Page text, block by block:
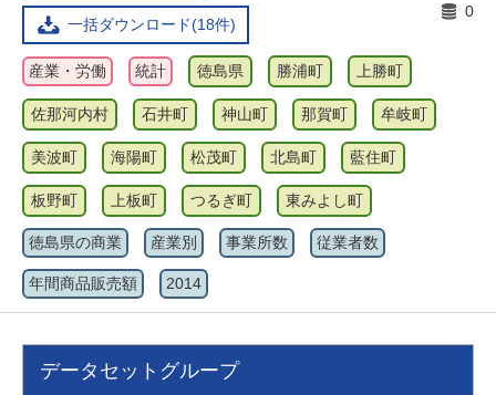
一括ダウンロード(18件)
0
産業・労働 統計 徳島県 勝浦町 上勝町
佐那河内村 石井町 神山町 那賀町 牟岐町
美波町 海陽町 松茂町 北島町 藍住町
板野町 上板町 つるぎ町 東みよし町
徳島県の商業 産業別 事業所数 従業者数
年間商品販売額 2014
データセットグループ